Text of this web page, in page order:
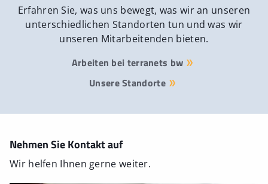
Externe Medien erlauben
Erfahren Sie, was uns bewegt, was wir an unseren
unterschiedlichen Standorten tun und was wir
unseren Mitarbeitenden bieten.
Arbeiten bei terranets bw
Unsere Standorte
Nehmen Sie Kontakt auf
Wir helfen Ihnen gerne weiter.